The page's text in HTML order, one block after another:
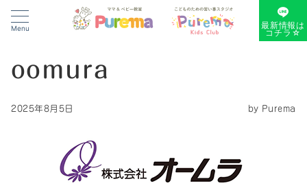
Menu 最新情報は
コチラ☆
oomura
2025年8月5日 by Purema